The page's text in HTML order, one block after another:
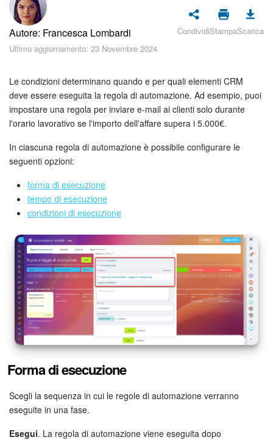
Piani e pagamento
Sicurezza in Bitrix24
CoPilot: IA in Bitrix24
Feed
Messenger
Collab
Calendario
Bitrix24 Drive
Webmail
Gruppi di lavoro
Incarichi e progetti
Progetti IA
CRM
Autore: Francesca Lombardi
Ultimo aggiornamento: 23 Novembre 2024
CondividiStampaScarica
Le condizioni determinano quando e per quali elementi CRM
deve essere eseguita la regola di automazione. Ad esempio, puoi
impostare una regola per inviare e-mail ai clienti solo durante
l'orario lavorativo se l'importo dell'affare supera i 5.000€.
In ciascuna regola di automazione è possibile configurare le
seguenti opzioni:
forma di esecuzione
tempo di esecuzione
condizioni di esecuzione
Forma di esecuzione
Scegli la sequenza in cui le regole di automazione verranno
eseguite in una fase.
Esegui. La regola di automazione viene eseguita dopo